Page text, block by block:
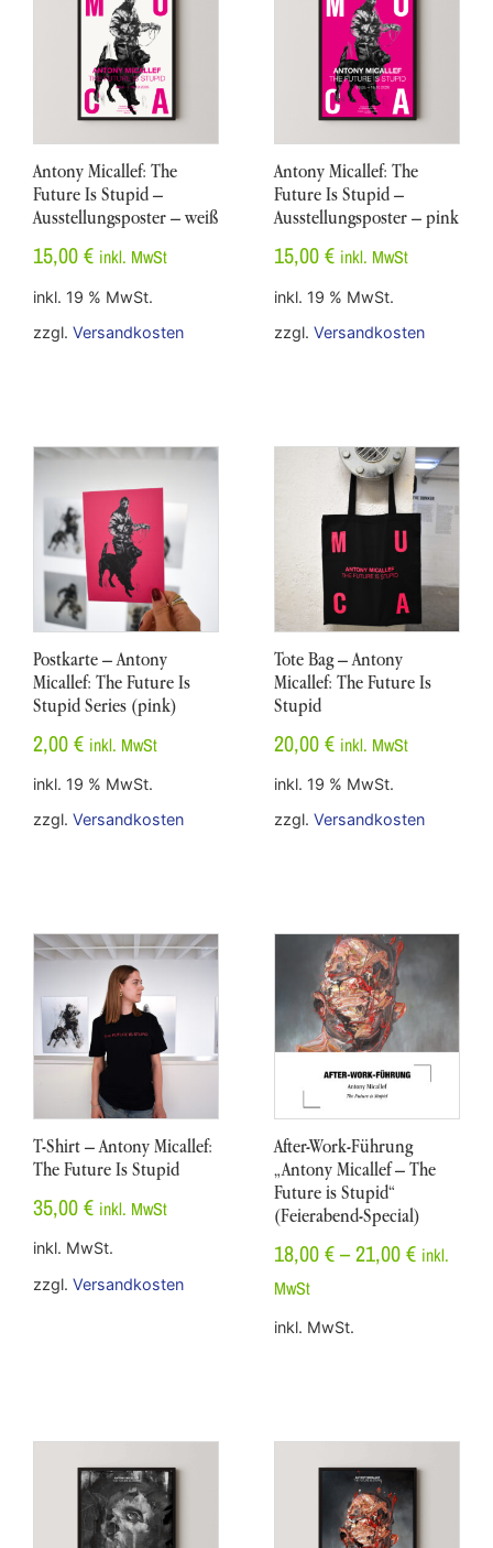
Antony Micallef: The
Future Is Stupid –
Ausstellungsposter – weiß
15,00€ inkl. MwSt
inkl. 19 % MwSt.
zzgl. Versandkosten
Antony Micallef: The
Future Is Stupid –
Ausstellungsposter – pink
15,00€ inkl. MwSt
inkl. 19 % MwSt.
zzgl. Versandkosten
Postkarte – Antony
Micallef: The Future Is
Stupid Series (pink)
2,00€ inkl. MwSt
inkl. 19 % MwSt.
zzgl. Versandkosten
Tote Bag – Antony
Micallef: The Future Is
Stupid
20,00€ inkl. MwSt
inkl. 19 % MwSt.
zzgl. Versandkosten
T-Shirt – Antony Micallef:
The Future Is Stupid
35,00€ inkl. MwSt
inkl. MwSt.
zzgl. Versandkosten
After-Work-Führung
„Antony Micallef – The
Future is Stupid“
(Feierabend-Special)
18,00€–21,00€ inkl.
MwSt
inkl. MwSt.